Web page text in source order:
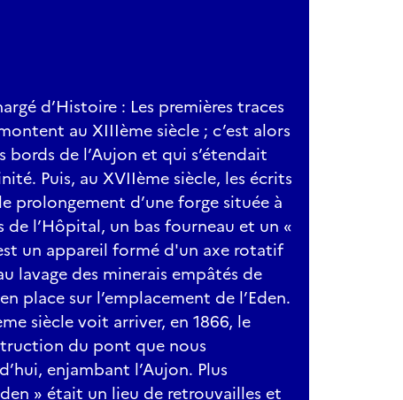
d’Histoire : Les premières traces
au XIIIème siècle ; c’est alors
bords de l’Aujon et qui s’étendait
Puis, au XVIIème siècle, les écrits
prolongement d’une forge située à
de l’Hôpital, un bas fourneau et un «
un appareil formé d'un axe rotatif
lavage des minerais empâtés de
place sur l’emplacement de l’Eden.
siècle voit arriver, en 1866, le
du pont que nous
enjambant l’Aujon. Plus
» était un lieu de retrouvailles et